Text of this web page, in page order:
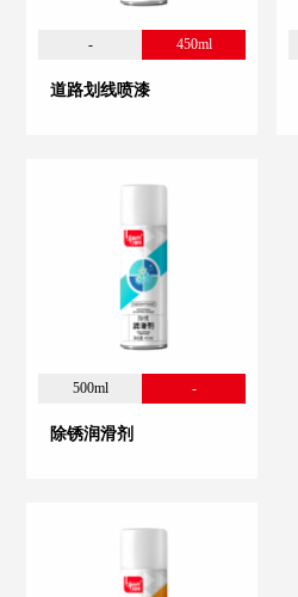
- 450ml
道路划线喷漆
500ml -
除锈润滑剂